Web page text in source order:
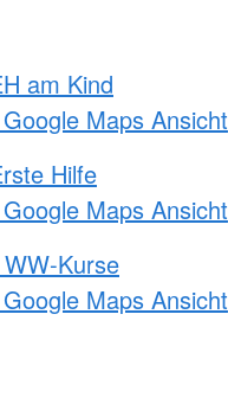
am Kind
Maps Ansicht
Hilfe
Maps Ansicht
Kurse
Maps Ansicht